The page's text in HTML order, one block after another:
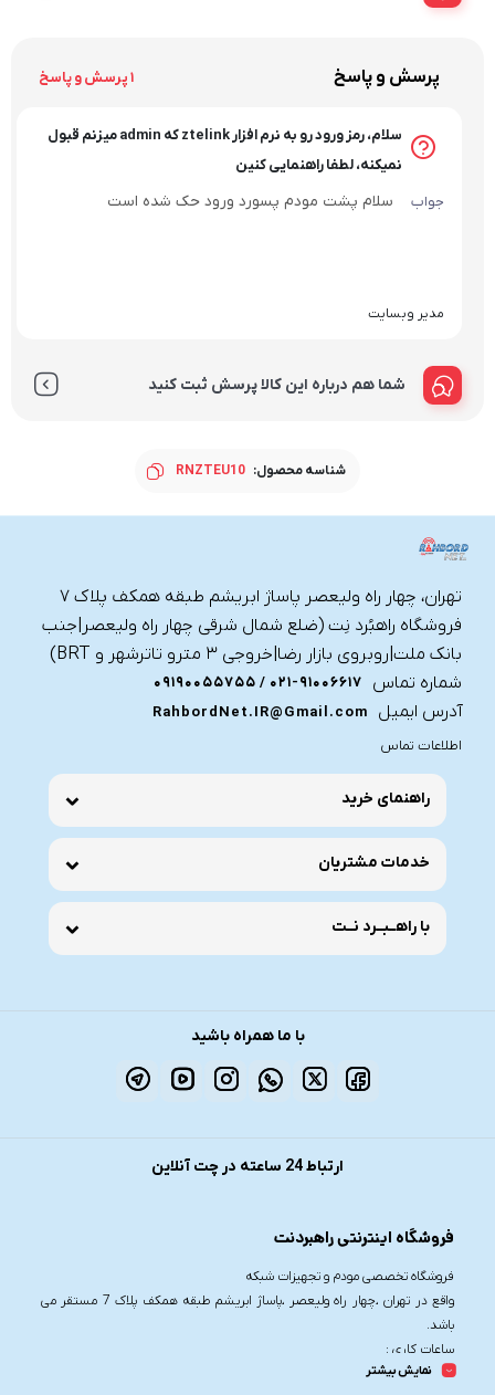
پرسش و پاسخ 1 پرسش و پاسخ
سلام، رمز ورود رو به نرم افزار ztelink که admin میزنم قبول
نمیکنه، لطفا راهنمایی کنین
جواب
سلام پشت مودم پسورد ورود حک شده است
مدیر وبسایت
شما هم درباره این کالا پرسش ثبت کنید
شناسه محصول: RNZTEU10
تهران، چهار راه ولیعصر پاساژ ابریشم طبقه همکف پلاک ۷
فروشگاه راهبُرد نِت (ضلع شمال شرقی چهار راه ولیعصر|جنب
بانک ملت|روبروی بازار رضا|خروجی ۳ مترو تاترشهر و BRT)‎‎
شماره تماس
021-91006617 / 09190055755
آدرس ایمیل
RahbordNet.IR@Gmail.com
اطلاعات تماس
راهنمای خرید
خدمات مشتریان
با راهــبــرد نــت
با ما همراه باشید
ارتباط 24 ساعته در چت آنلاین
فروشگاه اینترنتی راهبردنت
فروشگاه تخصصی مودم و تجهیزات شبکه
واقع در تهران ،چهار راه ولیعصر ،پاساژ ابریشم طبقه همکف پلاک 7 مستقر می
باشد.
ساعات کاری :
شنبه تا چهارشنبه از ساعت 9.30 تا 20
نمایش بیشتر